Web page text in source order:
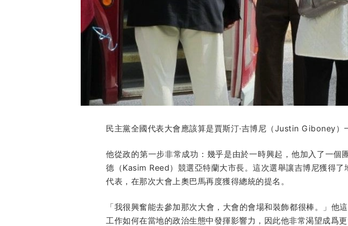
民主黨全國代表大會應該算是賈斯汀·吉博尼（Justin Giboney）
他從政的第一步非常成功：幾乎是由於一時興起，他加入了一個
德（Kasim Reed）競選亞特蘭大市長。這次選舉讓吉博尼獲得
代表，在那次大會上奧巴馬再度獲得總統的提名。
「我很興奮能去參加那次大會，大會的會場和裝飾都很棒。」他
工作如何在當地的政治生態中發揮影響力，因此他非常渴望成爲更